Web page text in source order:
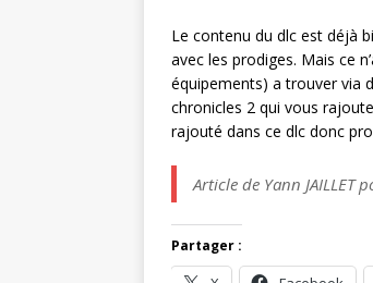
Le contenu du dlc est déjà
avec les prodiges. Mais ce
équipements) a trouver via
chronicles 2 qui vous
rajouté dans ce dlc donc
Article de Yann JAILLET
Partager :